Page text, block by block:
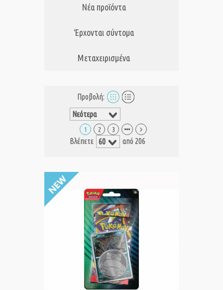
Νέα προϊόντα
Έρχονται σύντομα
Μεταχειρισμένα
Προβολή:
1 2 3
Βλέπετε από 206